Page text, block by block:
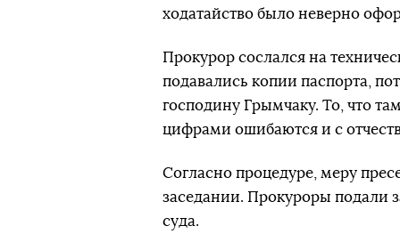
ходатайство было неверно
Прокурор сослался на
подавались копии паспорта,
господину Грымчаку. То, что
цифрами ошибаются и с
Согласно процедуре, меру
заседании. Прокуроры подали
суда.